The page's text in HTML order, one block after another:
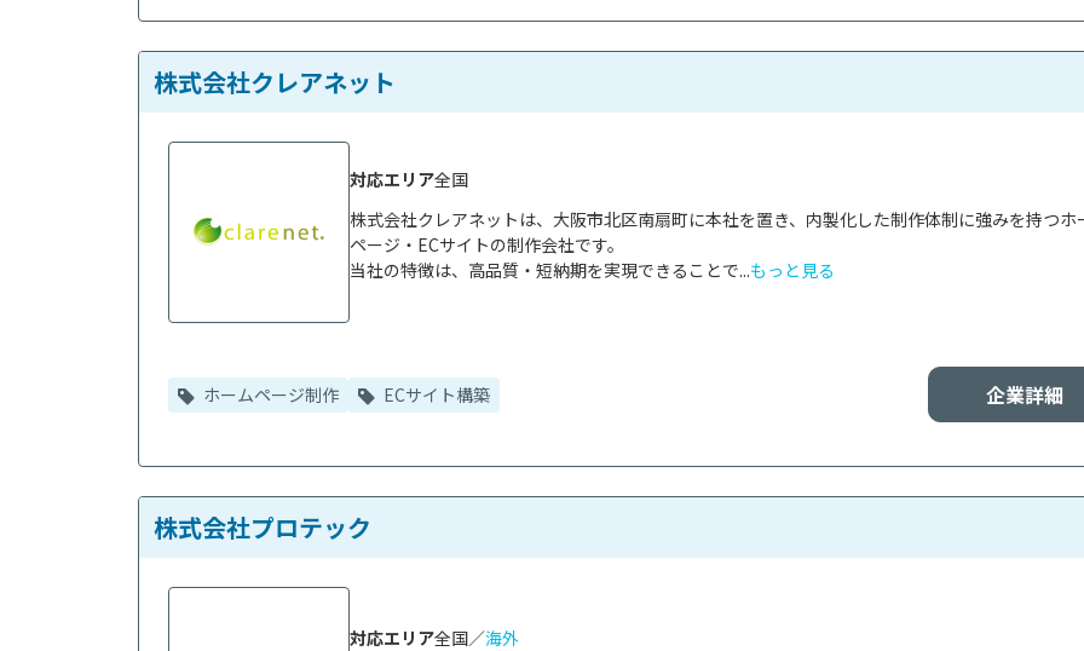
株式会社クレアネット
株式会社クレアネットは、大阪市北区南扇町に本社を置き、内製化した制作体制に強みを持つホ
ページ・ECサイトの制作会社です。
当社の特徴は、高品質・短納期を実現できることで...もっと見る
対応エリア全国
企業詳細
ホームページ制作 ECサイト構築
株式会社プロテック
対応エリア全国／海外